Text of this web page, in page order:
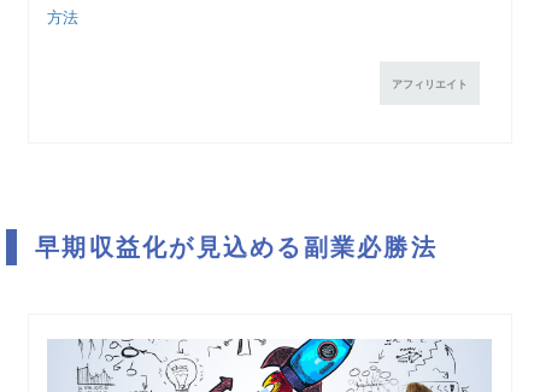
方法
アフィリエイト
早期収益化が見込める副業必勝法